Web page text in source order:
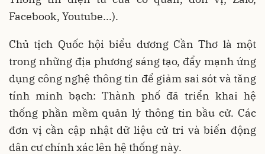
Facebook, Youtube...).
Chủ tịch Quốc hội biểu dương Cần Thơ là một
trong những địa phương sáng tạo, đẩy mạnh ứng
dụng công nghệ thông tin để giảm sai sót và tăng
tính minh bạch: Thành phố đã triển khai hệ
thống phần mềm quản lý thông tin bầu cử. Các
đơn vị cần cập nhật dữ liệu cử tri và biến động
dân cư chính xác lên hệ thống này.